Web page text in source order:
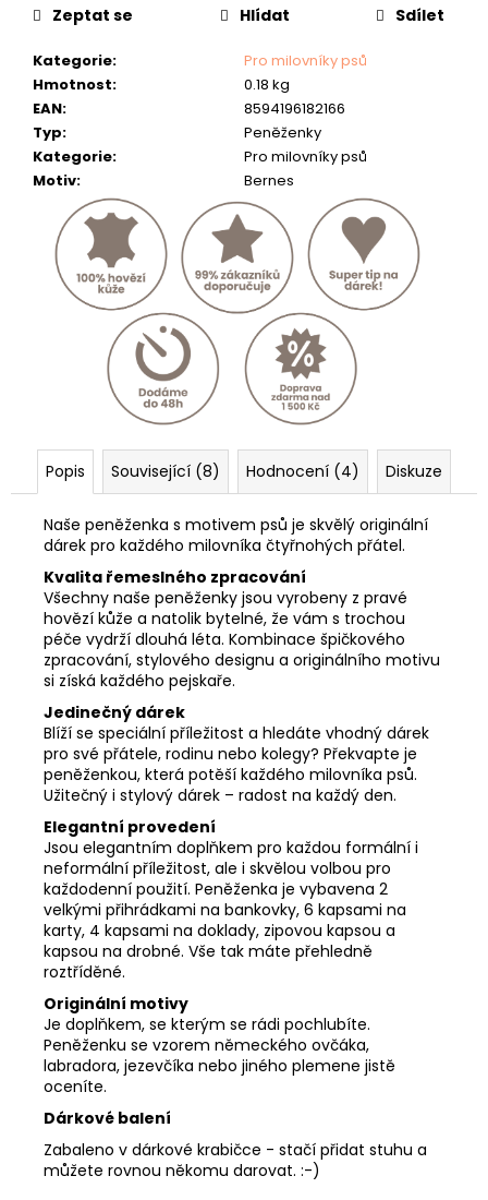
Kategorie:
Pro milovníky psů
Hmotnost:
0.18 kg
EAN:
8594196182166
Typ:
Peněženky
Kategorie:
Pro milovníky psů
Motiv: Bernes
Zeptat se Hlídat Sdílet
Popis Související (8) Hodnocení (4) Diskuze
Naše peněženka s motivem psů je skvělý originální
dárek pro každého milovníka čtyřnohých přátel.
Kvalita řemeslného zpracování
Všechny naše peněženky jsou vyrobeny z pravé
hovězí kůže a natolik bytelné, že vám s trochou
péče vydrží dlouhá léta. Kombinace špičkového
zpracování, stylového designu a originálního motivu
si získá každého pejskaře.
Jedinečný dárek
Blíží se speciální příležitost a hledáte vhodný dárek
pro své přátele, rodinu nebo kolegy? Překvapte je
peněženkou, která potěší každého milovníka psů.
Užitečný i stylový dárek – radost na každý den.
Elegantní provedení
Jsou elegantním doplňkem pro každou formální i
neformální příležitost, ale i skvělou volbou pro
každodenní použití. Peněženka je vybavena 2
velkými přihrádkami na bankovky, 6 kapsami na
karty, 4 kapsami na doklady, zipovou kapsou a
kapsou na drobné. Vše tak máte přehledně
roztříděné.
Originální motivy
Je doplňkem, se kterým se rádi pochlubíte.
Peněženku se vzorem německého ovčáka,
labradora, jezevčíka nebo jiného plemene jistě
oceníte.
Dárkové balení
Zabaleno v dárkové krabičce - stačí přidat stuhu a
můžete rovnou někomu darovat. :-)